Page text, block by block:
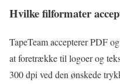
Hvilke filformater
TapeTeam accepterer PDF
at foretrække til logoer og
300 dpi ved den ønskede